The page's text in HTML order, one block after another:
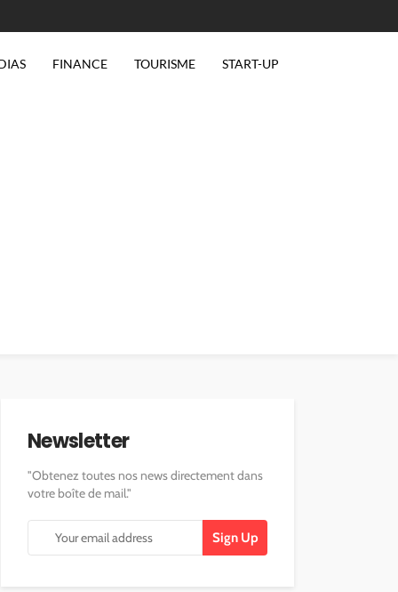
FINANCE TOURISME START-UP
Newsletter
"Obtenez toutes nos news directement dans
votre boîte de mail."